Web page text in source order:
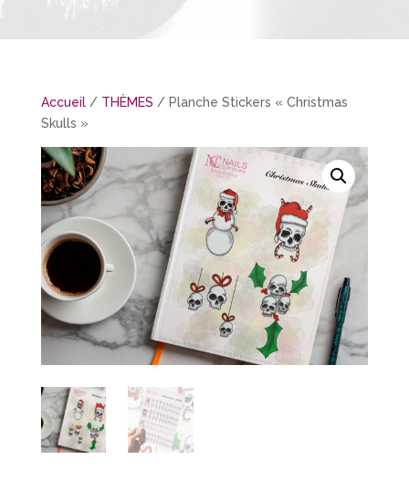
Accueil/ THÈMES / Planche Stickers « Christmas
Skulls »